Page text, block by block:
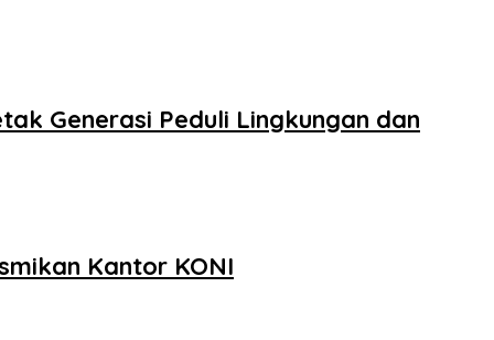
Generasi Peduli Lingkungan dan
Kantor KONI